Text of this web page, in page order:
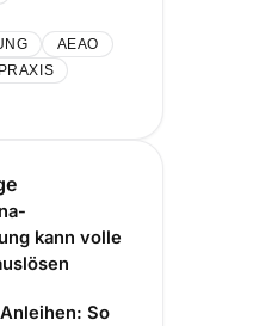
AEAO
kann volle
So